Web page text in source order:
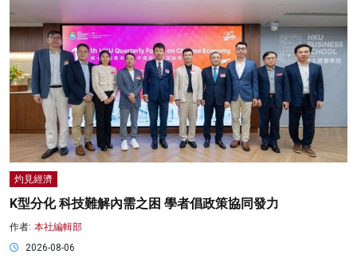
灼見經濟
K型分化 科技難解內需之困 學者倡政策協同發力
作者: 本社編輯部
2026-08-06